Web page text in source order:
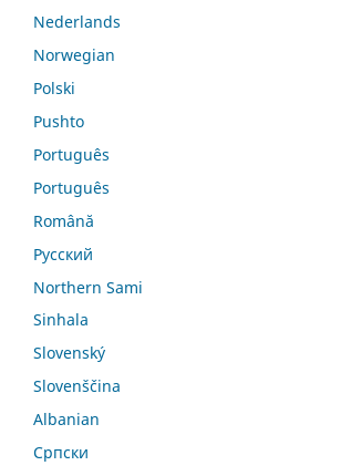
Nederlands
Norwegian
Polski
Pushto
Português
Português
Română
Русский
Northern Sami
Sinhala
Slovenský
Slovenščina
Albanian
Српски